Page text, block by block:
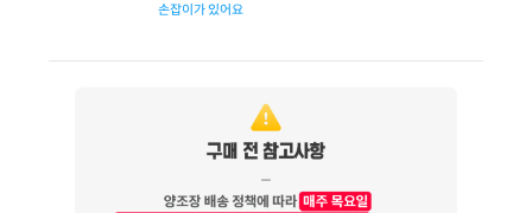
손잡이가 있어요